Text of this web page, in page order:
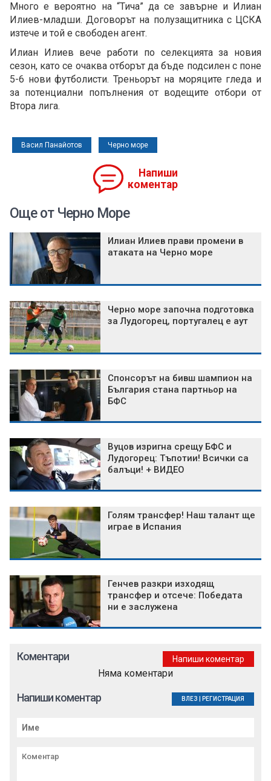
Много е вероятно на “Тича” да се завърне и Илиан
Илиев-младши. Договорът на полузащитника с ЦСКА
изтече и той е свободен агент.
Илиан Илиев вече работи по селекцията за новия
сезон, като се очаква отборът да бъде подсилен с поне
5-6 нови футболисти. Треньорът на моряците гледа и
за потенциални попълнения от водещите отбори от
Втора лига.
Васил Панайотов Черно море
Напиши
коментар
Още от Черно Море
Илиан Илиев прави промени в
атаката на Черно море
Черно море започна подготовка
за Лудогорец, португалец е аут
Спонсорът на бивш шампион на
България стана партньор на
БФС
Вуцов изригна срещу БФС и
Лудогорец: Тъпотии! Всички са
балъци! + ВИДЕО
Голям трансфер! Наш талант ще
играе в Испания
Генчев разкри изходящ
трансфер и отсече: Победата
ни е заслужена
Коментари Напиши коментар
Няма коментари
Напиши коментар ВЛЕЗ РЕГИСТРАЦИЯ